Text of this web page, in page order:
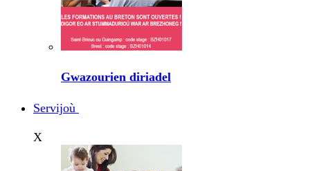
Gwazourien diriadel
Servijoù
X